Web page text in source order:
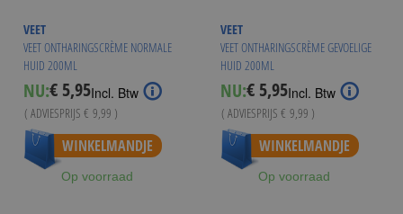
VEET
VEET ONTHARINGSCRÈME NORMALE
HUID 200ML
NU:Special
Price
€ 5,95Incl. Btw
( ADVIESPRIJS € 9,99 )
Vanaf € 5,49
WINKELMANDJE
Op voorraad
VEET
VEET ONTHARINGSCRÈME GEVOELIGE
HUID 200ML
NU:Special
Price
€ 5,95Incl. Btw
( ADVIESPRIJS € 9,99 )
Vanaf € 5,49
WINKELMANDJE
Op voorraad